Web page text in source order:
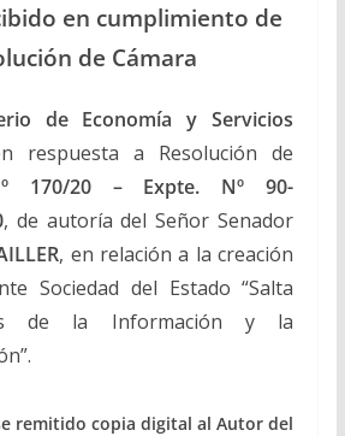
en cumplimiento de
de Cámara
de Economía y Servicios
respuesta a Resolución de
170/20 – Expte. Nº 90-
, de autoría del Señor Senador
, en relación a la creación
Sociedad del Estado “Salta
de la Información y la
remitido copia digital al Autor del